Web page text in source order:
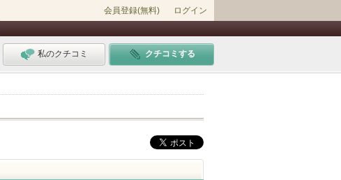
会員登録(無料) ログイン
私のクチコミ クチコミする